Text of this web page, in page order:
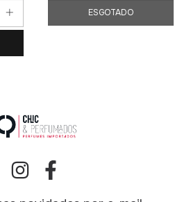
ESGOTADO